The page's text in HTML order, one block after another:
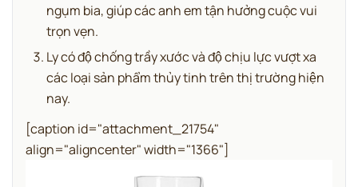
ngụm bia, giúp các anh em tận hưởng cuộc vui
trọn vẹn.
Ly có độ chống trầy xước và độ chịu lực vượt xa
các loại sản phẩm thủy tinh trên thị trường hiện
nay.
[caption id="attachment_21754"
align="aligncenter" width="1366"]